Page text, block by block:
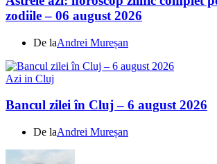
zodiile – 06 august 2026
De laAndrei Mureșan
Azi in Cluj
Bancul zilei în Cluj – 6 august 2026
De laAndrei Mureșan